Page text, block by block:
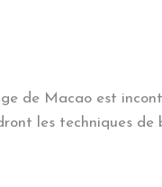
de Macao est
les techniques de